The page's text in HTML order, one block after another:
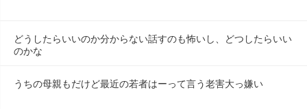
どうしたらいいのか分からない話すのも怖いし、どつしたらいい
のかな
うちの母親もだけど最近の若者はーって言う老害大っ嫌い